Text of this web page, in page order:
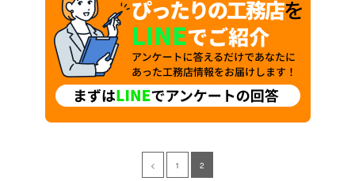
< 1 2